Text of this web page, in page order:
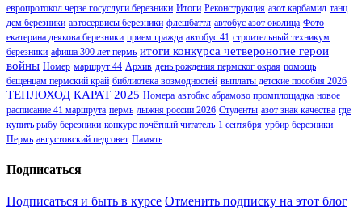
европротокол черзе госуслуги березники Итоги Реконструкция азот карбамид танц
дем березники автосервисы березники флешбаттл автобус азот околица Фото
екатерина дьякова березники прием гражда автобус 41 строительный техникум
березники афиша 300 лет пермь итоги конкурса четвероногие герои
войны Номер маршрут 44 Архив день рождения пермског окрая помощь
бещенцам пермский край библиотека возмодностей выплаты детские пособия 2026
ТЕПЛОХОД КАРАТ 2025 Номера автобкс абрамово промплощадка новое
расписание 41 маршрута пермь лыжня россии 2026 Студенты азот знак качества где
купить рыбу березники конкурс почётный читатель 1 сентября урбир березники
Пермь августовский педсовет Память
Подписаться
Подписаться и быть в курсе Отменить подписку на этот блог